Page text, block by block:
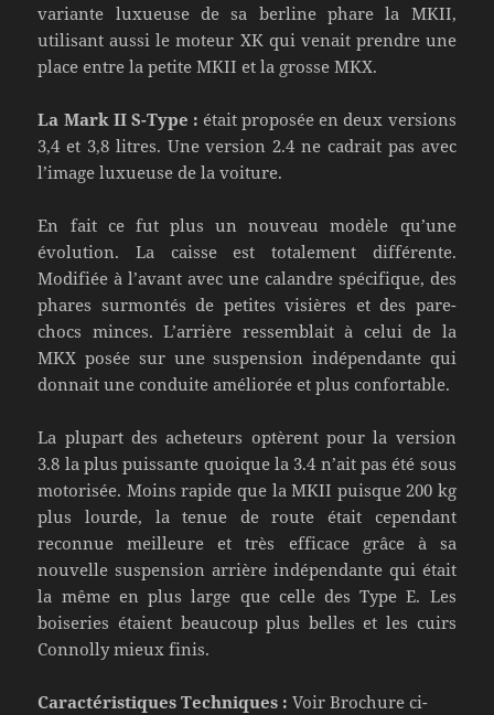
variante luxueuse de sa berline phare la MKII,
utilisant aussi le moteur XK qui venait prendre une
place entre la petite MKII et la grosse MKX.
La Mark II S-Type : était proposée en deux versions
3,4 et 3,8 litres. Une version 2.4 ne cadrait pas avec
l’image luxueuse de la voiture.
En fait ce fut plus un nouveau modèle qu’une
évolution. La caisse est totalement différente.
Modifiée à l’avant avec une calandre spécifique, des
phares surmontés de petites visières et des pare-
chocs minces. L’arrière ressemblait à celui de la
MKX posée sur une suspension indépendante qui
donnait une conduite améliorée et plus confortable.
La plupart des acheteurs optèrent pour la version
3.8 la plus puissante quoique la 3.4 n’ait pas été sous
motorisée. Moins rapide que la MKII puisque 200 kg
plus lourde, la tenue de route était cependant
reconnue meilleure et très efficace grâce à sa
nouvelle suspension arrière indépendante qui était
la même en plus large que celle des Type E. Les
boiseries étaient beaucoup plus belles et les cuirs
Connolly mieux finis.
Caractéristiques Techniques : Voir Brochure ci-